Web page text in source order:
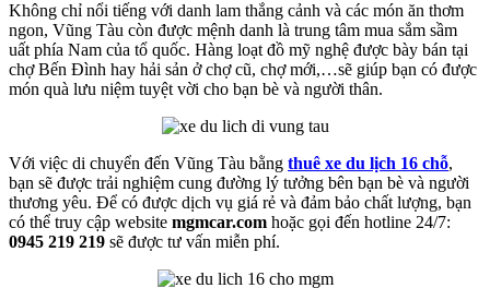
Không chỉ nổi tiếng với danh lam thắng cảnh và các món ăn thơm
ngon, Vũng Tàu còn được mệnh danh là trung tâm mua sắm sầm
uất phía Nam của tổ quốc. Hàng loạt đồ mỹ nghệ được bày bán tại
chợ Bến Đình hay hải sản ở chợ cũ, chợ mới,…sẽ giúp bạn có được
món quà lưu niệm tuyệt vời cho bạn bè và người thân.
Với việc di chuyển đến Vũng Tàu bằng thuê xe du lịch 16 chỗ,
bạn sẽ được trải nghiệm cung đường lý tưởng bên bạn bè và người
thương yêu. Để có được dịch vụ giá rẻ và đảm bảo chất lượng, bạn
có thể truy cập website mgmcar.com hoặc gọi đến hotline 24/7:
0945 219 219 sẽ được tư vấn miễn phí.